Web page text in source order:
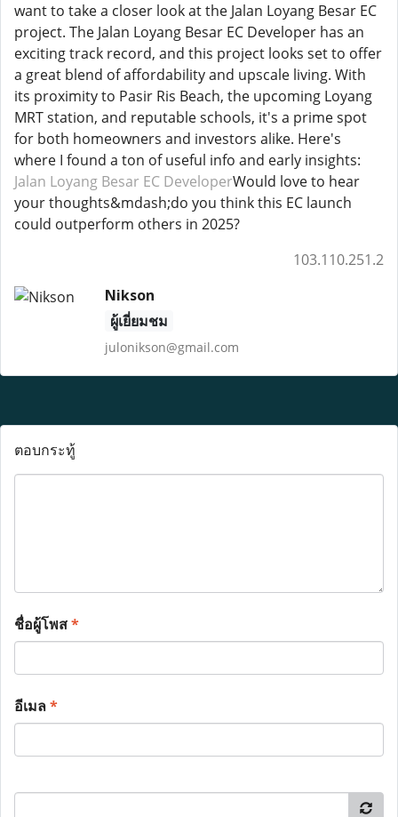
want to take a closer look at the Jalan Loyang Besar EC
project. The Jalan Loyang Besar EC Developer has an
exciting track record, and this project looks set to offer
a great blend of affordability and upscale living. With
its proximity to Pasir Ris Beach, the upcoming Loyang
MRT station, and reputable schools, it's a prime spot
for both homeowners and investors alike. Here's
where I found a ton of useful info and early insights:
Jalan Loyang Besar EC DeveloperWould love to hear
your thoughts&mdash;do you think this EC launch
could outperform others in 2025?
103.110.251.2
Nikson
ผู้เยี่ยมชม
julonikson@gmail.com
ตอบกระทู้
ชื่อผู้โพส*
อีเมล*